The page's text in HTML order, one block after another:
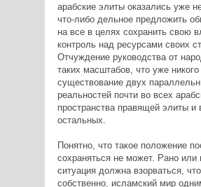
арабские элиты оказались уже
что-либо дельное предложить
на все в целях сохранить свою
контроль над ресурсами своих
Отчуждение руководства от
таких масштабов, что уже
существование двух
реальностей почти во всех
пространства правящей элиты и
остальных.
Понятно, что такое положение
сохраняться не может. Рано или
ситуация должна взорваться,
собственно, исламский мир